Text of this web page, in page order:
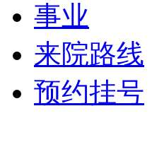
事业
来院路线
预约挂号